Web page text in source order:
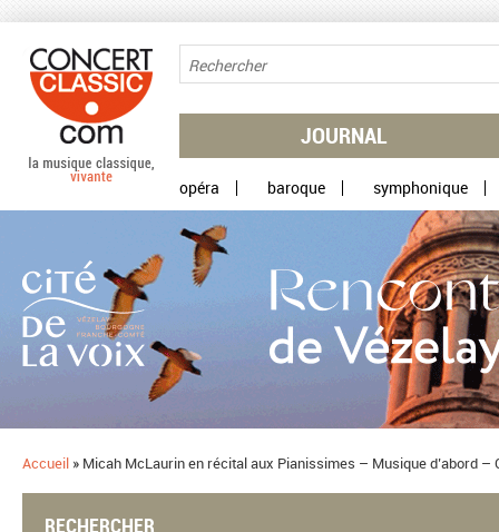
JOURNAL
opéra baroque symphonique
Accueil » ​Micah McLaurin en récital aux Pianissimes – Musique d’abord –
RECHERCHER